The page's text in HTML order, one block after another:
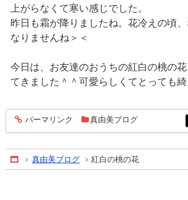
上がらなくて寒い感じでした。
昨日も霜が降りましたね。花冷えの頃、
なりませんね＞＜
今日は、お友達のおうちの紅白の桃の
てきました＾＾可愛らしくてとっても
entry655
パーマリンク 真由美ブログ
Home
真由美ブログ 紅白の桃の花